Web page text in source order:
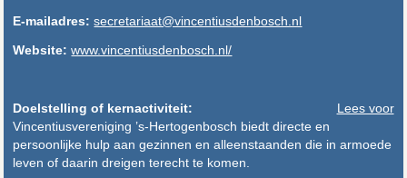
E-mailadres: secretariaat@vincentiusdenbosch.nl
Website: www.vincentiusdenbosch.nl/
Lees voor
Doelstelling of kernactiviteit:
Vincentiusvereniging ’s-Hertogenbosch biedt directe en
persoonlijke hulp aan gezinnen en alleenstaanden die in armoede
leven of daarin dreigen terecht te komen.